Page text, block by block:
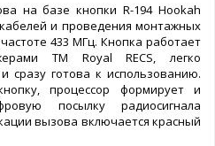
на базе кнопки R-194 Hookah
и проведения монтажных
433 МГц. Кнопка работает
ТМ Royal RECS, легко
сразу готова к использованию.
процессор формирует и
посылку радиосигнала
вызова включается красный